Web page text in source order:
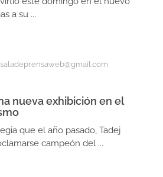
a su ...
saladeprensaweb@gmail.com
nueva exhibición en el
que el año pasado, Tadej
campeón del ...